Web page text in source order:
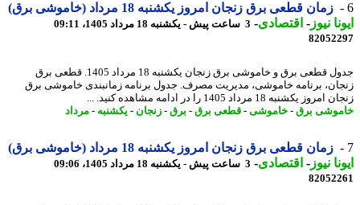
زمان قطعی برق زنجان امروز یکشنبه 18 مرداد (خاموشی برق)
نیوز-اقتصادی-3 ساعت پیش - یکشنبه 18 مرداد 1405، 09:11
جدول قطعی برق و خاموشی برق زنجان یکشنبه 18 مرداد 1405. قطعی برق
برنامه خاموشی، مدیریت مصرف. جدول برنامه زمانبندی خاموشی برق
یکشنبه 18 مرداد 1405 را در ادامه مشاهده کنید. ...
برق - خاموشی-قطعی برق - برق - زنجان-یکشنبه-مرداد
زمان قطعی برق زنجان امروز یکشنبه 18 مرداد (خاموشی برق)
نیوز-اقتصادی-3 ساعت پیش - یکشنبه 18 مرداد 1405، 09:06